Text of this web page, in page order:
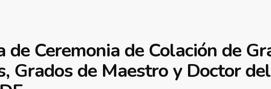
Ceremonia de Colación de
Grados de Maestro y Doctor